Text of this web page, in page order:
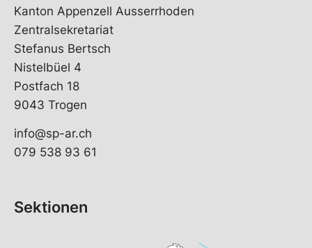
Kanton Appenzell Ausserrhoden
Zentralsekretariat
Stefanus Bertsch
Nistelbüel 4
Postfach 18
9043 Trogen
info@sp-ar.ch
079 538 93 61
Sektionen